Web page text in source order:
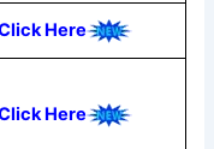
Here
Here